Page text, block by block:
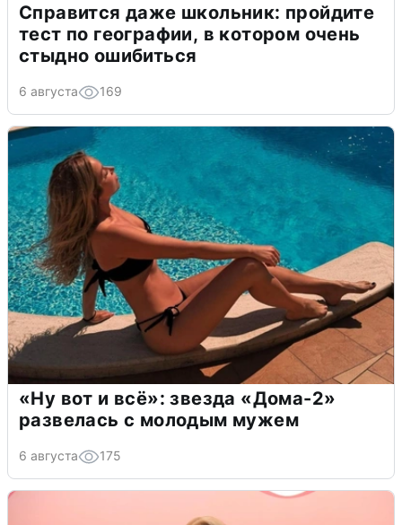
Справится даже школьник: пройдите
тест по географии, в котором очень
стыдно ошибиться
6 августа 169
«Ну вот и всё»: звезда «Дома-2»
развелась с молодым мужем
6 августа 175